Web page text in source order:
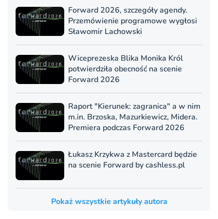
Forward 2026, szczegóły agendy.
Przemówienie programowe wygłosi
Sławomir Lachowski
Wiceprezeska Blika Monika Król
potwierdziła obecność na scenie
Forward 2026
Raport "Kierunek: zagranica" a w nim
m.in. Brzoska, Mazurkiewicz, Midera.
Premiera podczas Forward 2026
Łukasz Krzykwa z Mastercard będzie
na scenie Forward by cashless.pl
Pokaż wszystkie artykuły autora